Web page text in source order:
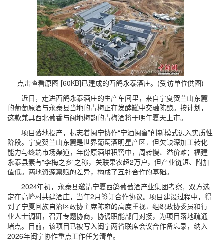
点击查看原图 [60KB]已建成的西鸽永泰酒庄。(受访单位供图)
近日，走进西鸽永泰酒庄的生产车间里，来自宁夏贺兰山东麓
的葡萄原酒与永泰县当地的青梅正在发酵罐中交融陈酿。按计划，
这款兼具西北葡香与闽地梅韵的青梅酒将于明年夏天上市。
项目落地投产，标志着闽宁协作“宁酒闽窖”创新模式迈入实质性
阶段。宁夏贺兰山东麓是世界葡萄酒明星产区，但欠缺深加工转化
能力与终端市场渠道，年份原酒堆积窖中，周转慢、溢价难；福建
永泰县素有"李梅之乡"之称，关联果农超2万户，但产业链短、附加
值低。两地资源禀赋的差异，构成了互补合作的基础。
2024年初，永泰县邀请宁夏西鸽葡萄酒产业集团考察，双方选
定在高峰村共建酒庄，当年2月签订合作协议。项目建设过程中，得
到了宁夏回族自治区政协主席陈雍的高度重视，组织政协委员和行
业人士调研，召开专题协商，协调职能部门对接，为项目落地疏通
堵点。目前，该项目已被写入闽宁两省联席会议合作备忘录，纳入
2026年闽宁协作重点工作任务清单。